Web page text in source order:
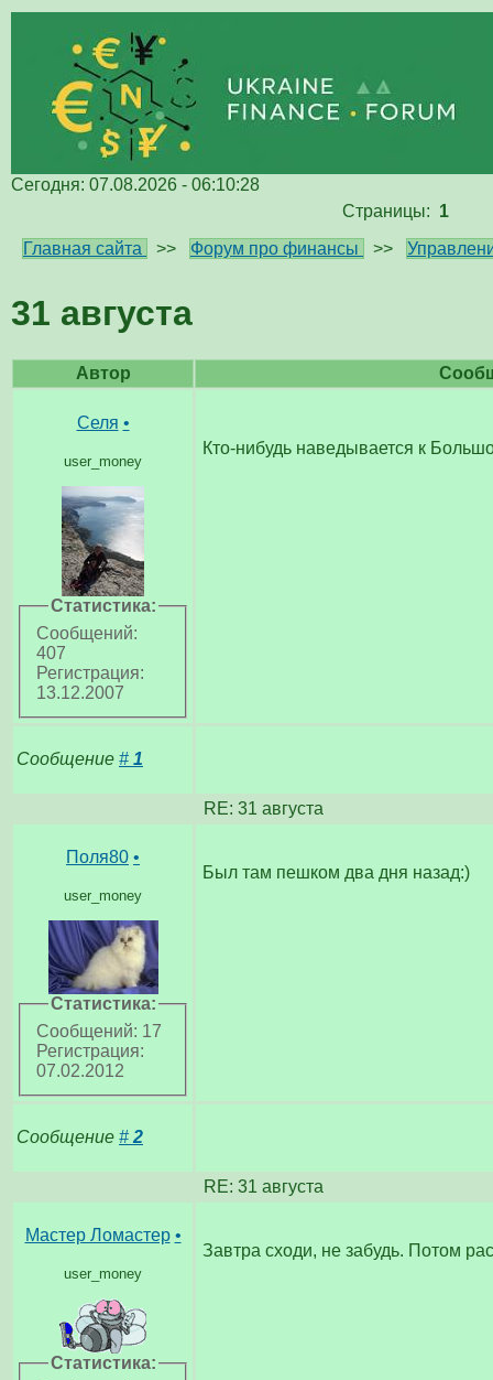
Сегодня: 07.08.2026 - 06:10:28
Страницы: 1
Главная сайта
>> Форум про финансы >>
31 августа
Автор
Селя •
user_money
Статистика:
Сообщений:
407
Регистрация:
13.12.2007
Кто-нибудь наведывается к
Сообщение # 1
RE: 31 августа
Поля80 •
user_money
Статистика:
Сообщений: 17
Регистрация:
07.02.2012
Был там пешком два дня назад:)
Сообщение # 2
RE: 31 августа
Мастер Ломастер •
user_money
Статистика:
Завтра сходи, не забудь. Потом